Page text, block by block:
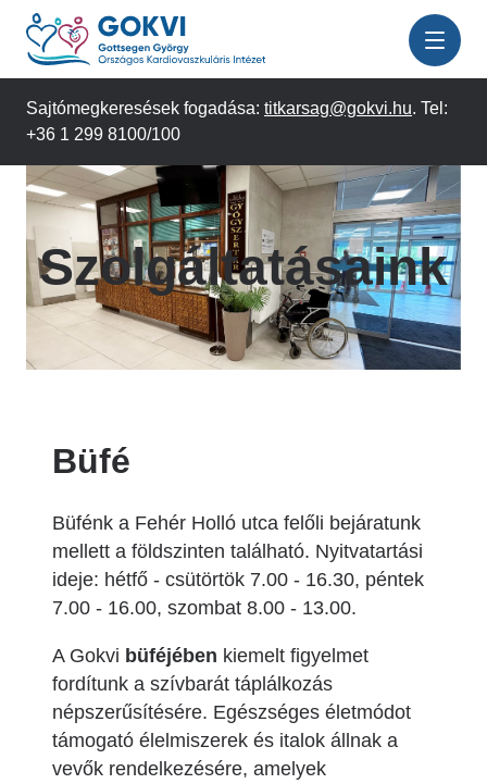
Ugrás
tartalomra
Sajtómegkeresések fogadása: titkarsag@gokvi.hu. Tel:
+36 1 299 8100/100
Szolgáltatásaink
Büfé
Büfénk a Fehér Holló utca felőli bejáratunk
mellett a földszinten található. Nyitvatartási
ideje: hétfő - csütörtök 7.00 - 16.30, péntek
7.00 - 16.00, szombat 8.00 - 13.00.
A Gokvi büféjében kiemelt figyelmet
fordítunk a szívbarát táplálkozás
népszerűsítésére. Egészséges életmódot
támogató élelmiszerek és italok állnak a
vevők rendelkezésére, amelyek